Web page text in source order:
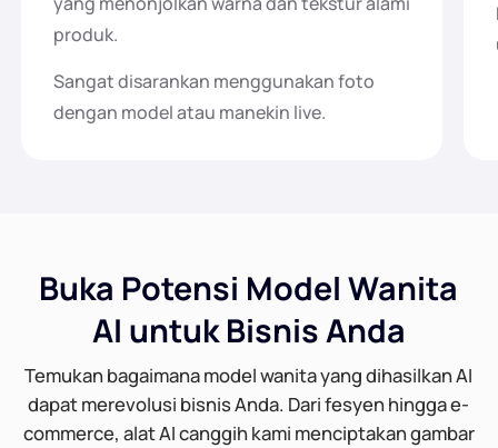
produk.
Sangat disarankan menggunakan foto
dengan model atau manekin live.
Buka Potensi Model Wanita
AI untuk Bisnis Anda
Temukan bagaimana model wanita yang dihasilkan AI
dapat merevolusi bisnis Anda. Dari fesyen hingga e-
commerce, alat AI canggih kami menciptakan gambar